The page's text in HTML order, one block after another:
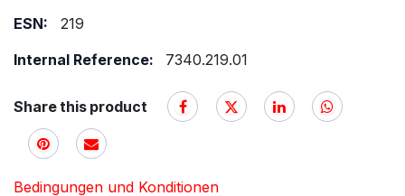
ESN:
219
Internal Reference:
7340.219.01
Share this product
Bedingungen und Konditionen